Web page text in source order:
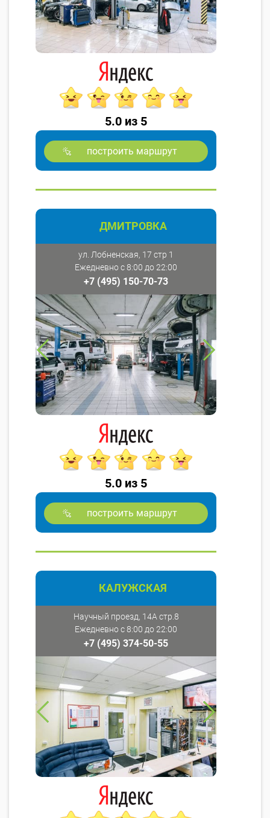
5.0 из 5
построить маршрут
ДМИТРОВКА
ул. Лобненская, 17 стр 1
Ежедневно с 8:00 до 22:00
+7 (495) 150-70-73
5.0 из 5
построить маршрут
КАЛУЖСКАЯ
Научный проезд, 14А стр.8
Ежедневно с 8:00 до 22:00
+7 (495) 374-50-55